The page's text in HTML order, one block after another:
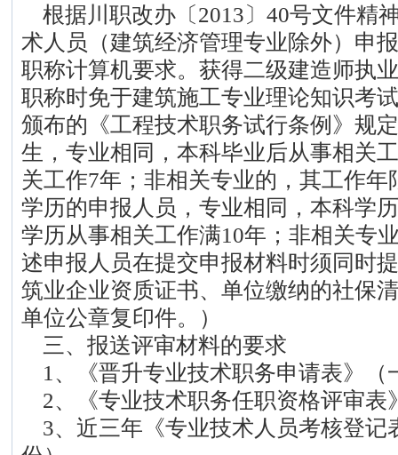
根据川职改办〔2013〕40号文件精
术人员（建筑经济管理专业除外）申
职称计算机要求。获得二级建造师执
职称时免于建筑施工专业理论知识考
颁布的《工程技术职务试行条例》规
生，专业相同，本科毕业后从事相关
关工作7年；非相关专业的，其工作
学历的申报人员，专业相同，本科学
学历从事相关工作满10年；非相关专
述申报人员在提交申报材料时须同时
筑业企业资质证书、单位缴纳的社保
单位公章复印件。）
三、报送评审材料的要求
1、《晋升专业技术职务申请表》（
2、《专业技术职务任职资格评审表
3、近三年《专业技术人员考核登记